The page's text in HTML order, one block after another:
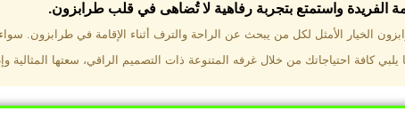
لماذا تختار فندق دبل تري
والجبال الخضراء. مرافق متكاملة تشمل مسبحًا داخليًا،
الفريدة واستمتع بتجربة رفاهية لا تُضاهى في قلب طرابزون.​
الخيار الأمثل لكل من يبحث عن الراحة والترف أثناء الإقامة في
كافة احتياجاتك من خلال غرفه المتنوعة ذات التصميم الراقي، سعتها المثالية